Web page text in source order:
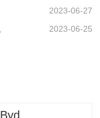
2023-06-27
2023-06-25